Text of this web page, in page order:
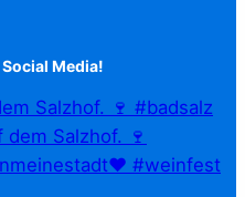
Media!
Salzhof. 🍷 #badsalz